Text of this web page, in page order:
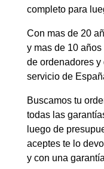
completo para
Con mas de 20
y mas de 10 años
de ordenadores
servicio de
Buscamos tu
todas las
luego de
aceptes te lo
y con una